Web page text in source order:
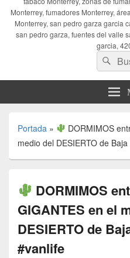
Monterrey, fumadores Monterrey,
Monterrey, san pedro garza garcia
san pedro garza, fuentes del valle
garcia,
Buscar
por:
Portada »
DORMIMOS
medio del DESIERTO de
DORMIMOS
GIGANTES en el
DESIERTO de
#vanlife